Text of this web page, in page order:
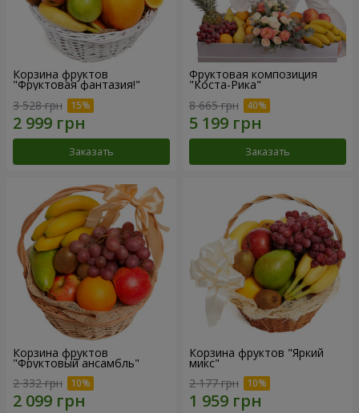
Корзина фруктов
"Фруктовая фантазия!"
3 528 грн
Заказать
Фруктовая композиция
"Коста-Рика"
8 665 грн
Заказать
Корзина фруктов
"Фруктовый ансамбль"
2 332 грн
Корзина фруктов "Яркий
микс"
2 177 грн